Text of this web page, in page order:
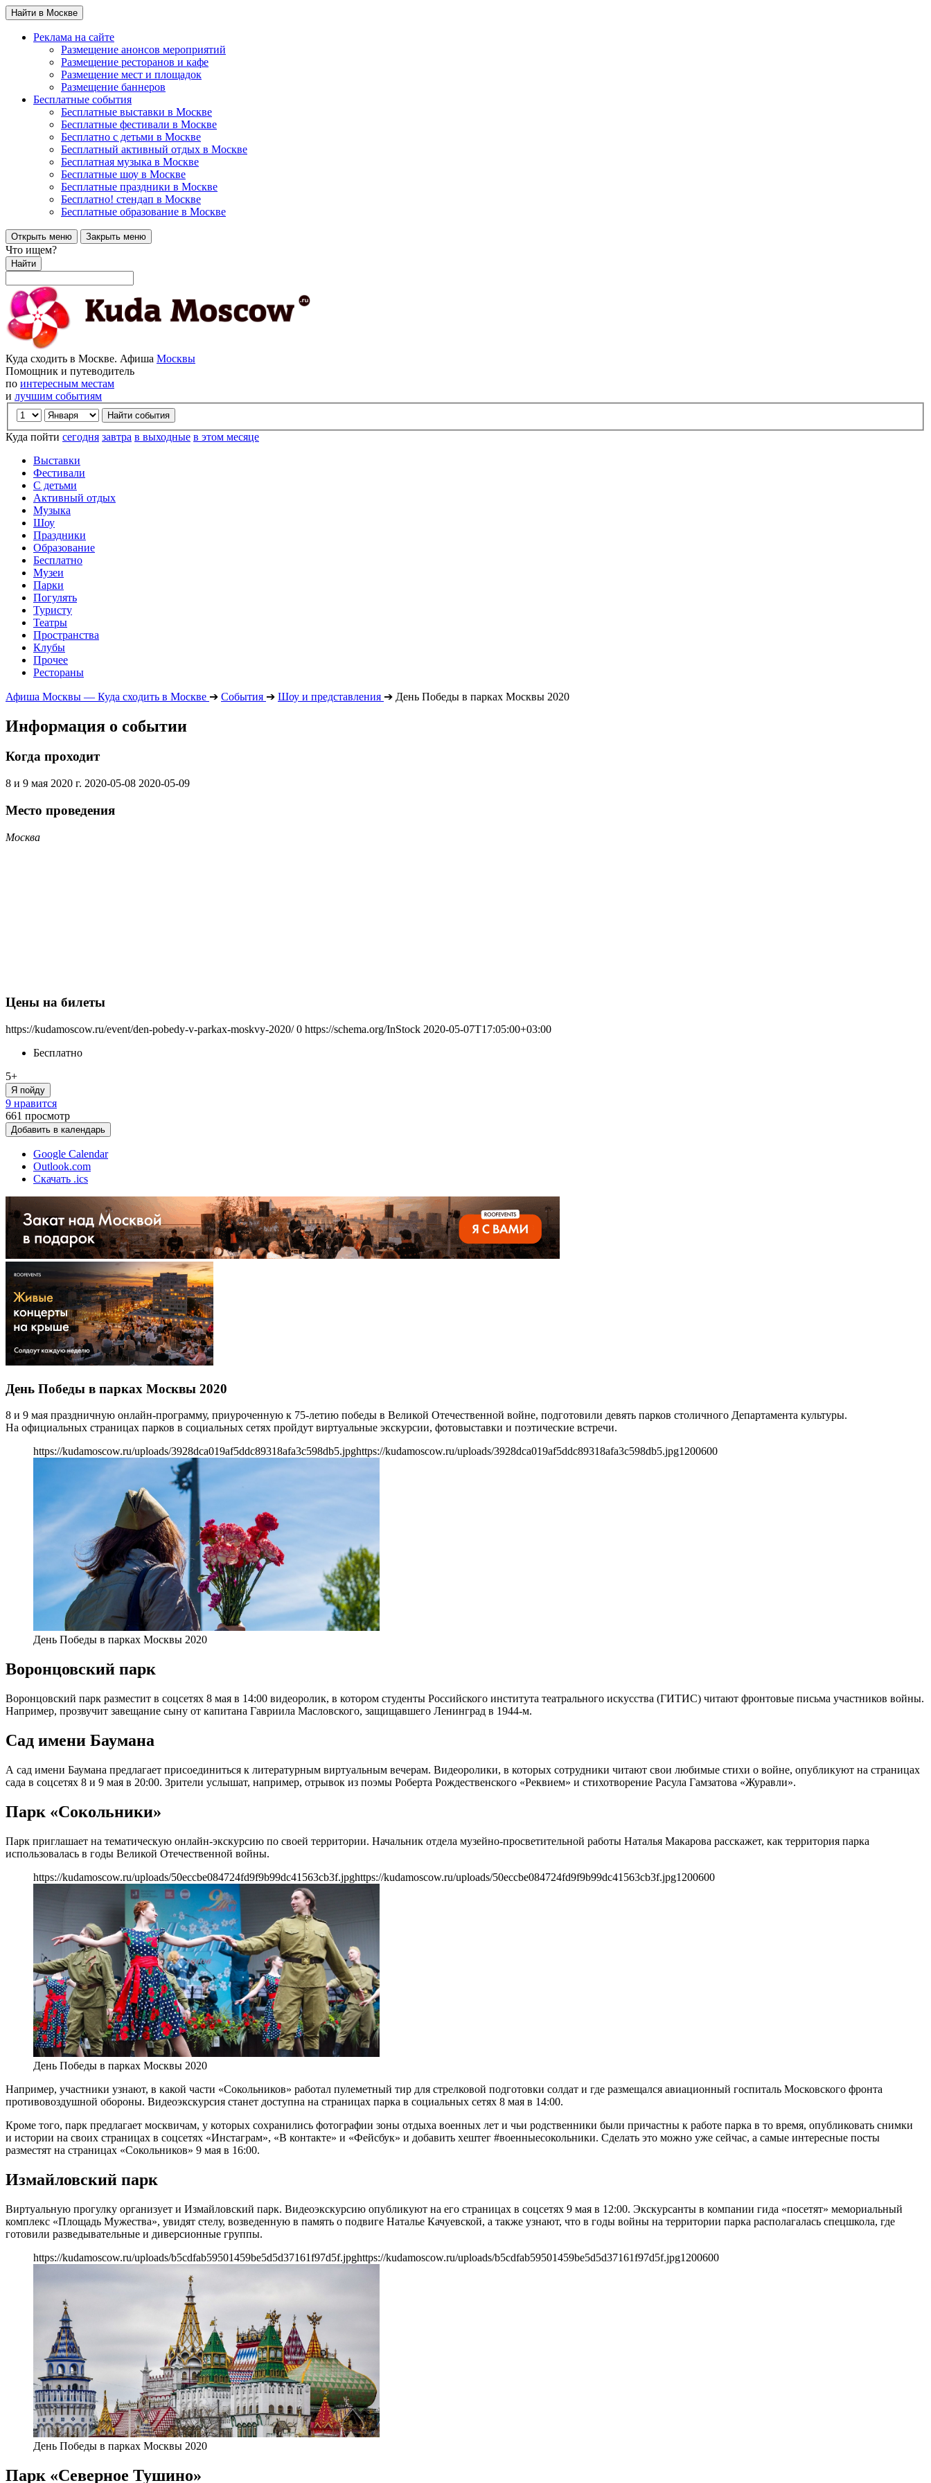
Найти в Москве
Реклама на сайте
Размещение анонсов мероприятий
Размещение ресторанов и кафе
Размещение мест и площадок
Размещение баннеров
Бесплатные события
Бесплатные выставки в Москве
Бесплатные фестивали в Москве
Бесплатно с детьми в Москве
Бесплатный активный отдых в Москве
Бесплатная музыка в Москве
Бесплатные шоу в Москве
Бесплатные праздники в Москве
Бесплатно! стендап в Москве
Бесплатные образование в Москве
Открыть меню Закрыть меню
Что ищем?
Найти
Куда сходить в Москве. Афиша Москвы
Помощник и путеводитель
по интересным местам
и лучшим событиям
Куда пойти сегодня завтра в выходные в этом месяце
Выставки
Фестивали
С детьми
Активный отдых
Музыка
Шоу
Праздники
Образование
Бесплатно
Музеи
Парки
Погулять
Туристу
Театры
Пространства
Клубы
Прочее
Рестораны
Афиша Москвы — Куда сходить в Москве ➔ События ➔ Шоу и представления ➔ День Победы в парках Москвы 2020
Информация о событии
Когда проходит
8 и 9 мая 2020 г. 2020-05-08 2020-05-09
Место проведения
Москва
Цены на билеты
https://kudamoscow.ru/event/den-pobedy-v-parkax-moskvy-2020/ 0 https://schema.org/InStock 2020-05-07T17:05:00+03:00
Бесплатно
5+
Я пойду
9 нравится
661 просмотр
Добавить в календарь
Google Calendar
Outlook.com
Скачать .ics
День Победы в парках Москвы 2020
8 и 9 мая праздничную онлайн-программу, приуроченную к 75-летию победы в Великой Отечественной войне, подготовили девять парков столичного Департамента культуры.
На официальных страницах парков в социальных сетях пройдут виртуальные экскурсии, фотовыставки и поэтические встречи.
https://kudamoscow.ru/uploads/3928dca019af5ddc89318afa3c598db5.jpghttps://kudamoscow.ru/uploads/3928dca019af5ddc89318afa3c598db5.jpg1200600
День Победы в парках Москвы 2020
Воронцовский парк
Воронцовский парк разместит в соцсетях 8 мая в 14:00 видеоролик, в котором студенты Российского института театрального искусства (ГИТИС) читают фронтовые письма участников войны.
Например, прозвучит завещание сыну от капитана Гавриила Масловского, защищавшего Ленинград в 1944-м.
Сад имени Баумана
А сад имени Баумана предлагает присоединиться к литературным виртуальным вечерам. Видеоролики, в которых сотрудники читают свои любимые стихи о войне, опубликуют на страницах
сада в соцсетях 8 и 9 мая в 20:00. Зрители услышат, например, отрывок из поэмы Роберта Рождественского «Реквием» и стихотворение Расула Гамзатова «Журавли».
Парк «Сокольники»
Парк приглашает на тематическую онлайн-экскурсию по своей территории. Начальник отдела музейно-просветительной работы Наталья Макарова расскажет, как территория парка
использовалась в годы Великой Отечественной войны.
https://kudamoscow.ru/uploads/50eccbe084724fd9f9b99dc41563cb3f.jpghttps://kudamoscow.ru/uploads/50eccbe084724fd9f9b99dc41563cb3f.jpg1200600
День Победы в парках Москвы 2020
Например, участники узнают, в какой части «Сокольников» работал пулеметный тир для стрелковой подготовки солдат и где размещался авиационный госпиталь Московского фронта
противовоздушной обороны. Видеоэкскурсия станет доступна на страницах парка в социальных сетях 8 мая в 14:00.
Кроме того, парк предлагает москвичам, у которых сохранились фотографии зоны отдыха военных лет и чьи родственники были причастны к работе парка в то время, опубликовать снимки
и истории на своих страницах в соцсетях «Инстаграм», «В контакте» и «Фейсбук» и добавить хештег #военныесокольники. Сделать это можно уже сейчас, а самые интересные посты
разместят на страницах «Сокольников» 9 мая в 16:00.
Измайловский парк
Виртуальную прогулку организует и Измайловский парк. Видеоэкскурсию опубликуют на его страницах в соцсетях 9 мая в 12:00. Экскурсанты в компании гида «посетят» мемориальный
комплекс «Площадь Мужества», увидят стелу, возведенную в память о подвиге Наталье Качуевской, а также узнают, что в годы войны на территории парка располагалась спецшкола, где
готовили разведывательные и диверсионные группы.
https://kudamoscow.ru/uploads/b5cdfab59501459be5d5d37161f97d5f.jpghttps://kudamoscow.ru/uploads/b5cdfab59501459be5d5d37161f97d5f.jpg1200600
День Победы в парках Москвы 2020
Парк «Северное Тушино»